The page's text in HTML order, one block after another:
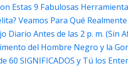
Estas 9 Fabulosas
Veamos Para Qué
Antes de las 2 p. m. (Sin
del Hombre Negro y la
60 SIGNIFICADOS y Tú los